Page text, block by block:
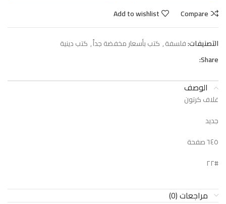
Compare
Add to wishlist
التصنيفات:فلسفة, كتب بأسعار مخفضة جداً, كتب دينية
Share:
الوصف
غلاف كرتون
جديد
٦٤٥ صفحة
#٢٢
مراجعات (0)